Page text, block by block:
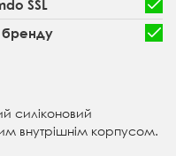
SSL
силіконовий
внутрішнім корпусом.